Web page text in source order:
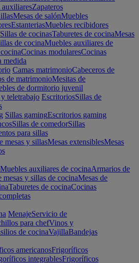
Zapateros
Mesas de salónMuebles
EstanteriasMuebles recibidores
Sillas de cocinasTaburetes de cocinaMesas
de cocinaMuebles auxiliares de
Cocinas modularesCocinas
medida
Camas matrimonioCabeceros de
de matrimonioMesitas de
de dormitorio juvenil
teletrabajo EscritoriosSillas de
Sillas gamingEscritorios gaming
Sillas de comedorSillas
para sillas
mesas y sillasMesas extensiblesMesas
Muebles auxiliares de cocinaArmarios de
mesas y sillas de cocinaMesas de
Taburetes de cocinaCocinas
MenajeServicio de
para chefVinos y
de cocinaVajillaBandejas
americanosFrigoríficos
integrablesFrigoríficos